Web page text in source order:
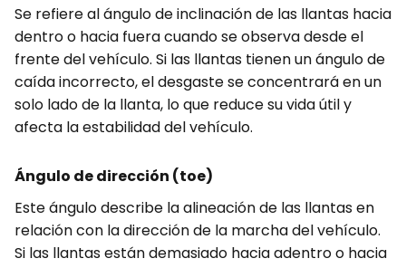
Se refiere al ángulo de inclinación de las llantas hacia
dentro o hacia fuera cuando se observa desde el
frente del vehículo. Si las llantas tienen un ángulo de
caída incorrecto, el desgaste se concentrará en un
solo lado de la llanta, lo que reduce su vida útil y
afecta la estabilidad del vehículo.
Ángulo de dirección (toe)
Este ángulo describe la alineación de las llantas en
relación con la dirección de la marcha del vehículo.
Si las llantas están demasiado hacia adentro o hacia